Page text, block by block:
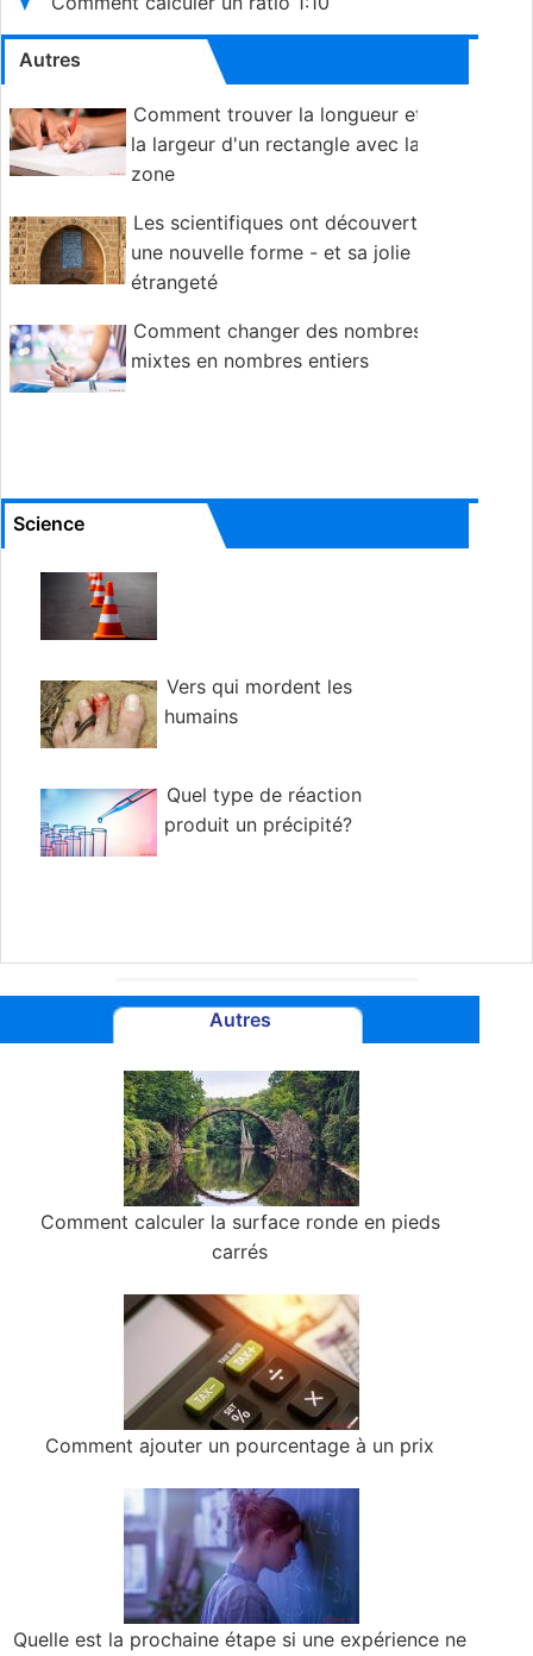
Autres
Comment trouver la longueur et
la largeur d'un rectangle avec la
zone
Les scientifiques ont découvert
une nouvelle forme - et sa jolie
étrangeté
Comment changer des nombres
mixtes en nombres entiers
Science
Vers qui mordent les
humains
Quel type de réaction
produit un précipité?
Autres
Comment calculer la surface ronde en pieds
carrés
Comment ajouter un pourcentage à un prix
Quelle est la prochaine étape si une expérience ne